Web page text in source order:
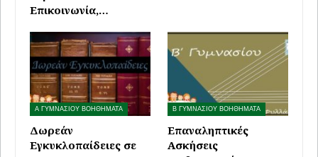
Επικοινωνία,…
Α ΓΥΜΝΑΣΙΟΥ ΒΟΗΘΗΜΑΤΑ
Δωρεάν
Εγκυκλοπαίδειες σε
Β ΓΥΜΝΑΣΙΟΥ ΒΟΗΘΗΜΑΤΑ
Επαναληπτικές
Ασκήσεις